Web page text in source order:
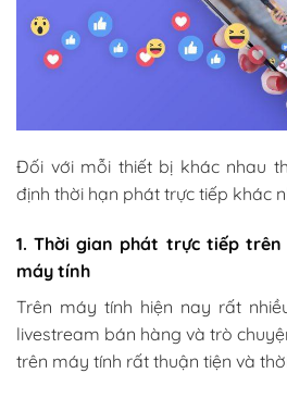
Đối với mỗi thiết bị khác nhau
định thời hạn phát trực tiếp khác
1. Thời gian phát trực tiếp trên
máy tính
Trên máy tính hiện nay rất
livestream bán hàng và trò
trên máy tính rất thuận tiện và